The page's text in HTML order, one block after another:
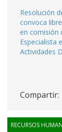
Resolución
convoca
en comisión
Especialista
Actividades
Compartir:
RECURSOS